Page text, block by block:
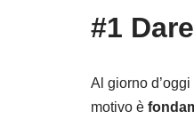
#1
Al giorno
motivo è